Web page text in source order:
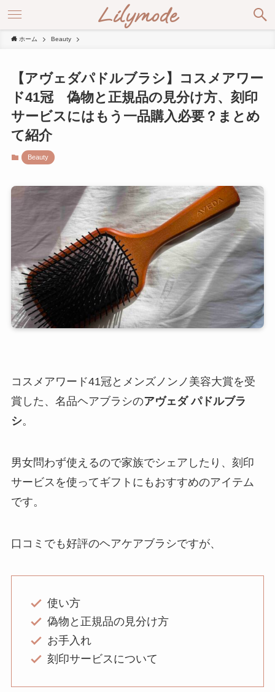
Lilymode
ホーム Beauty
【アヴェダパドルブラシ】コスメアワー
ド41冠 偽物と正規品の見分け方、刻印
サービスにはもう一品購入必要？まとめ
て紹介
Beauty
コスメアワード41冠とメンズノンノ美容大賞を受
賞した、名品ヘアブラシのアヴェダ パドルブラ
シ。
男女問わず使えるので家族でシェアしたり、刻印
サービスを使ってギフトにもおすすめのアイテム
です。
口コミでも好評のヘアケアブラシですが、
使い方
偽物と正規品の見分け方
お手入れ
刻印サービスについて